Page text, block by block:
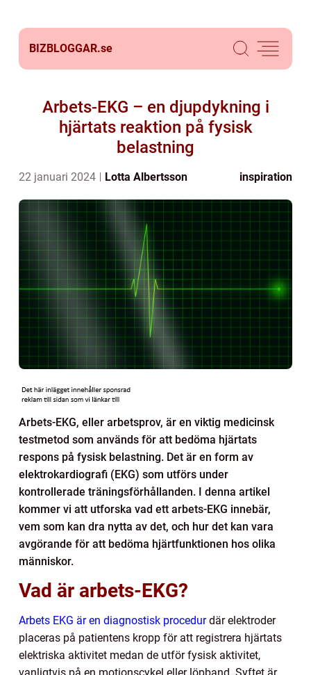
BIZBLOGGAR.se
Arbets-EKG – en djupdykning i
hjärtats reaktion på fysisk
belastning
22 januari 2024 Lotta Albertsson inspiration
Arbets-EKG, eller arbetsprov, är en viktig medicinsk
testmetod som används för att bedöma hjärtats
respons på fysisk belastning. Det är en form av
elektrokardiografi (EKG) som utförs under
kontrollerade träningsförhållanden. I denna artikel
kommer vi att utforska vad ett arbets-EKG innebär,
vem som kan dra nytta av det, och hur det kan vara
avgörande för att bedöma hjärtfunktionen hos olika
människor.
Vad är arbets-EKG?
Arbets EKG är en diagnostisk procedurdär elektroder
placeras på patientens kropp för att registrera hjärtats
elektriska aktivitet medan de utför fysisk aktivitet,